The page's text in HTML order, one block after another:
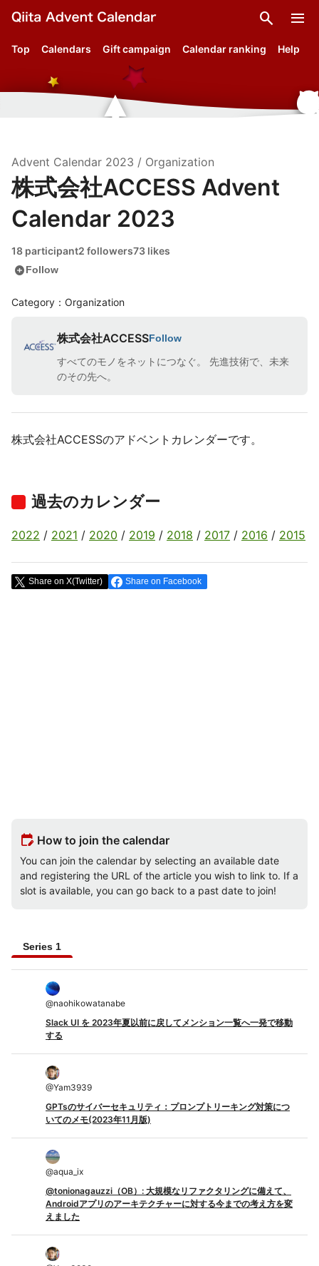
search menu
Top Calendars Gift campaign Calendar ranking Help
Advent Calendar 2023 / Organization
株式会社ACCESS Advent
Calendar 2023
18 participant2 followers73 likes
add_circleFollow
Category：Organization
株式会社ACCESSFollow
すべてのモノをネットにつなぐ。 先進技術で、未来
のその先へ。
株式会社ACCESSのアドベントカレンダーです。
過去のカレンダー
2022 / 2021 / 2020 / 2019 / 2018 / 2017 / 2016 / 2015
Share on X(Twitter) Share on Facebook
edit_calendar How to join the calendar
You can join the calendar by selecting an available date
and registering the URL of the article you wish to link to. If a
slot is available, you can go back to a past date to join!
Series 1
@naohikowatanabe
Slack UI を 2023年夏以前に戻してメンション一覧へ一発で移動
する
@Yam3939
GPTsのサイバーセキュリティ：プロンプトリーキング対策につ
いてのメモ(2023年11月版)
@aqua_ix
@tonionagauzzi（OB）: 大規模なリファクタリングに備えて、
Androidアプリのアーキテクチャーに対する今までの考え方を変
えました